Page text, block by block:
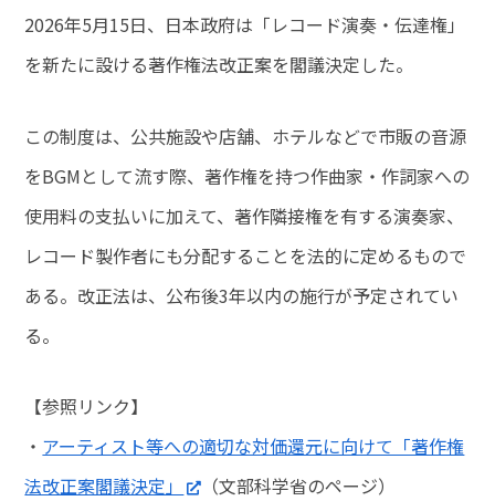
2026年5月15日、日本政府は「レコード演奏・伝達権」
を新たに設ける著作権法改正案を閣議決定した。
この制度は、公共施設や店舗、ホテルなどで市販の音源
をBGMとして流す際、著作権を持つ作曲家・作詞家への
使用料の支払いに加えて、著作隣接権を有する演奏家、
レコード製作者にも分配することを法的に定めるもので
ある。改正法は、公布後3年以内の施行が予定されてい
る。
【参照リンク】
・ アーティスト等への適切な対価還元に向けて「著作権
法改正案閣議決定」
（文部科学省のページ）